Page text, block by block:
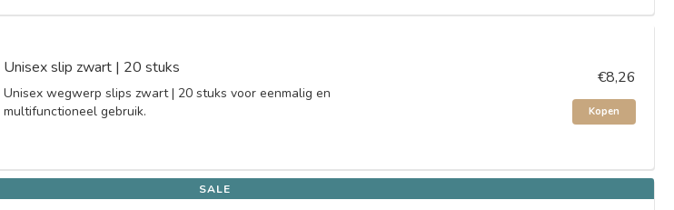
Unisex slip zwart | 20 stuks
Unisex wegwerp slips zwart | 20 stuks voor eenmalig en
multifunctioneel gebruik.
€8,26
Kopen
SALE